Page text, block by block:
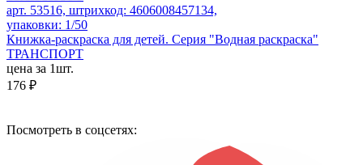
арт. 53516, штрихкод: 4606008457134,
упаковки: 1/50
Книжка-раскраска для детей. Серия "Водная раскраска"
ТРАНСПОРТ
цена за 1шт.
176 ₽
Посмотреть в соцсетях: